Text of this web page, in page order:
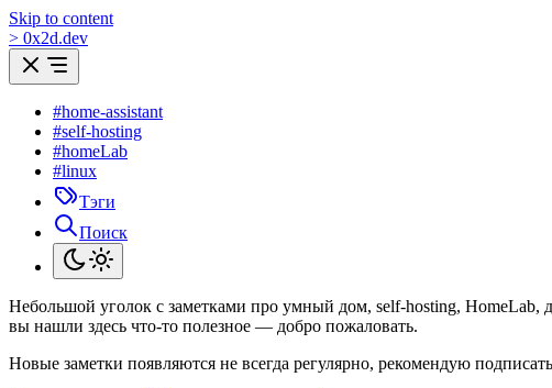
Skip to content
> 0x2d.dev
#home-assistant
#self-hosting
#homeLab
#linux
Тэги
Поиск
Небольшой уголок с заметками про умный дом, self-hosting, HomeLab,
вы нашли здесь что-то полезное — добро пожаловать.
Новые заметки появляются не всегда регулярно, рекомендую